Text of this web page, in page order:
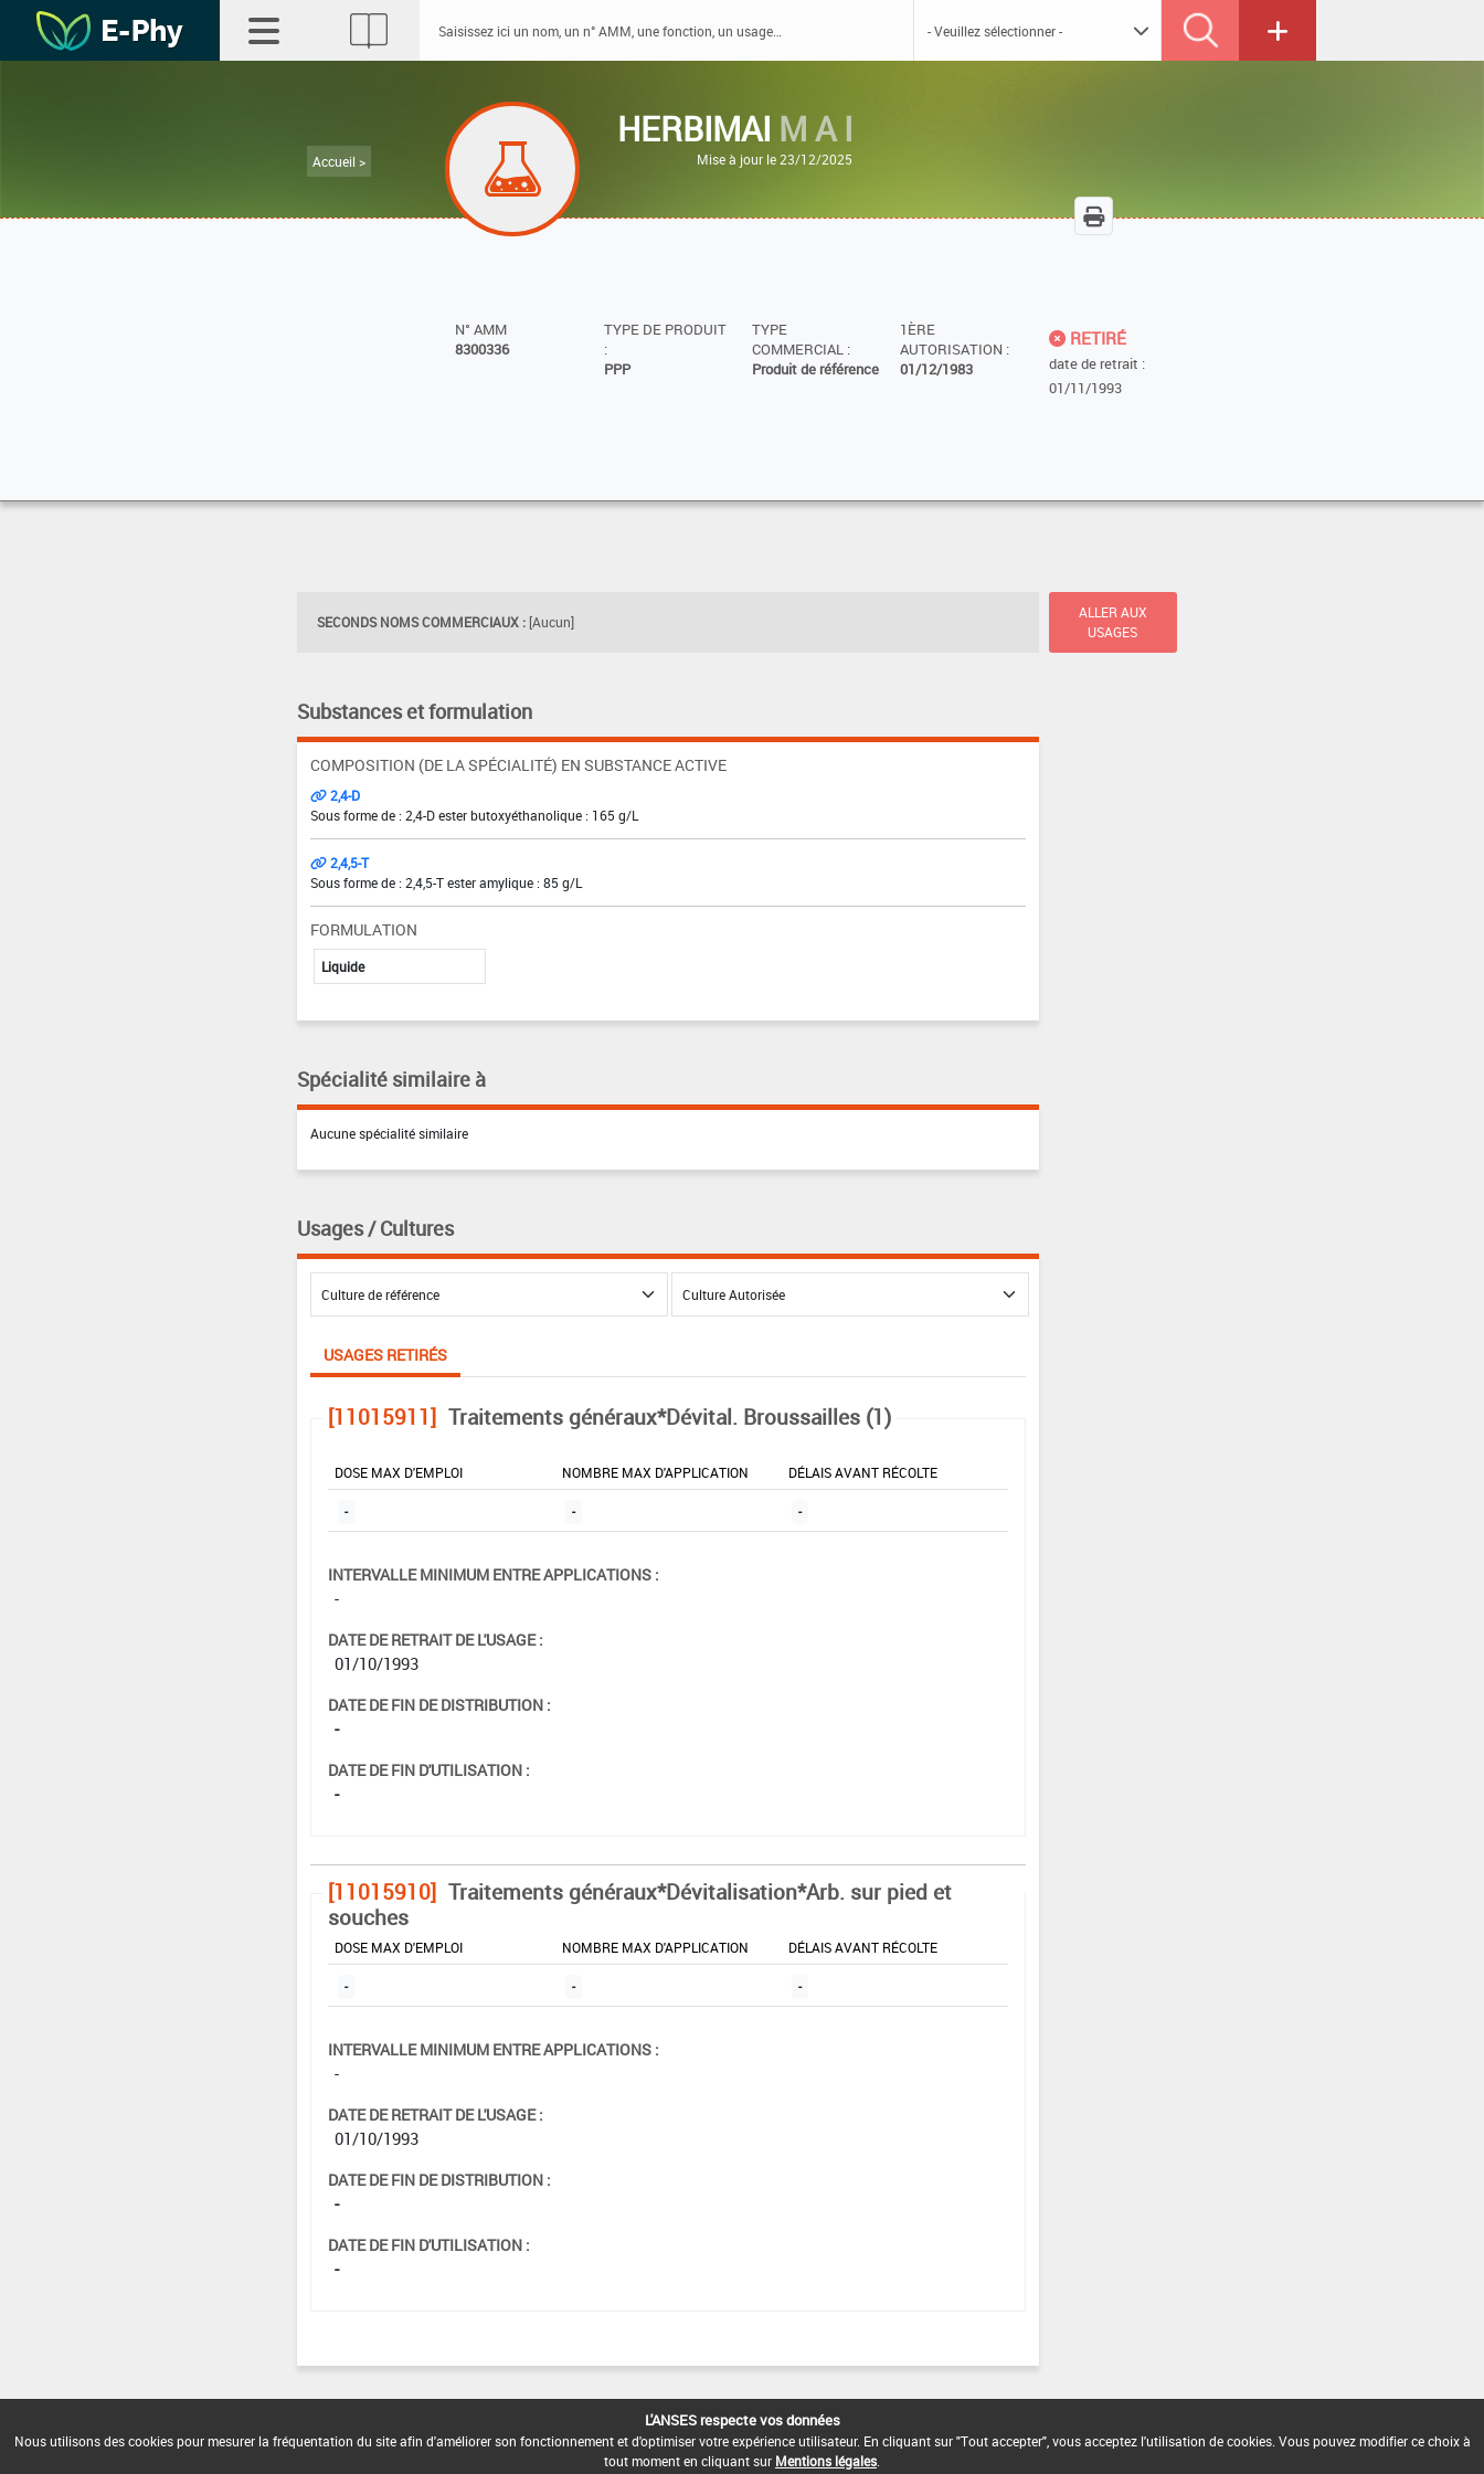
Accueil >
HERBIMAI M A I
Mise à jour le 23/12/2025
N° AMM
8300336
TYPE DE PRODUIT
:
PPP
TYPE
COMMERCIAL :
Produit de référence
1ÈRE
AUTORISATION :
01/12/1983
RETIRÉ
date de retrait :
01/11/1993
SECONDS NOMS COMMERCIAUX : [Aucun]
ALLER AUX
USAGES
Substances et formulation
COMPOSITION (DE LA SPÉCIALITÉ) EN SUBSTANCE ACTIVE
2,4-D
Sous forme de : 2,4-D ester butoxyéthanolique : 165 g/L
2,4,5-T
Sous forme de : 2,4,5-T ester amylique : 85 g/L
FORMULATION
Liquide
Spécialité similaire à
Aucune spécialité similaire
Usages / Cultures
USAGES RETIRÉS
[11015911] Traitements généraux*Dévital. Broussailles (1)
DOSE MAX D'EMPLOI NOMBRE MAX D'APPLICATION DÉLAIS AVANT RÉCOLTE
- - -
INTERVALLE MINIMUM ENTRE APPLICATIONS :
-
DATE DE RETRAIT DE L'USAGE :
01/10/1993
DATE DE FIN DE DISTRIBUTION :
-
DATE DE FIN D'UTILISATION :
-
[11015910] Traitements généraux*Dévitalisation*Arb. sur pied et
souches
DOSE MAX D'EMPLOI NOMBRE MAX D'APPLICATION DÉLAIS AVANT RÉCOLTE
- - -
INTERVALLE MINIMUM ENTRE APPLICATIONS :
-
DATE DE RETRAIT DE L'USAGE :
01/10/1993
DATE DE FIN DE DISTRIBUTION :
-
DATE DE FIN D'UTILISATION :
-
L'ANSES respecte vos données
Nous utilisons des cookies pour mesurer la fréquentation du site afin d'améliorer son fonctionnement et d'optimiser votre expérience utilisateur. En cliquant sur "Tout accepter", vous acceptez l'utilisation de cookies. Vous pouvez modifier ce choix à
tout moment en cliquant sur Mentions légales